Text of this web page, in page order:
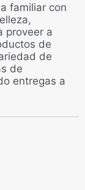
familiar con
proveer a
de
de
de
entregas a